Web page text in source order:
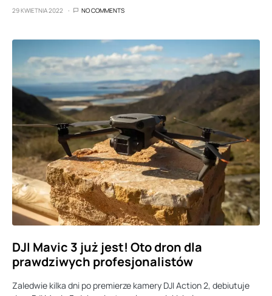
29 KWIETNIA 2022 NO COMMENTS
DJI Mavic 3 już jest! Oto dron dla
prawdziwych profesjonalistów
Zaledwie kilka dni po premierze kamery DJI Action 2, debiutuje